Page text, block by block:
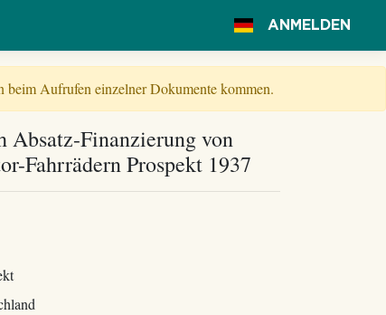
ANMELDEN
beim Aufrufen einzelner Dokumente kommen.
Absatz-Finanzierung von
Fahrrädern Prospekt 1937